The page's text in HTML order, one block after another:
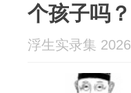
个孩子吗？
浮生实录集